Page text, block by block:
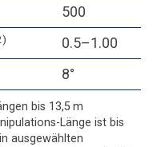
500
0.5–1.00
8°
bis 13,5 m
Länge ist bis
ausgewählten